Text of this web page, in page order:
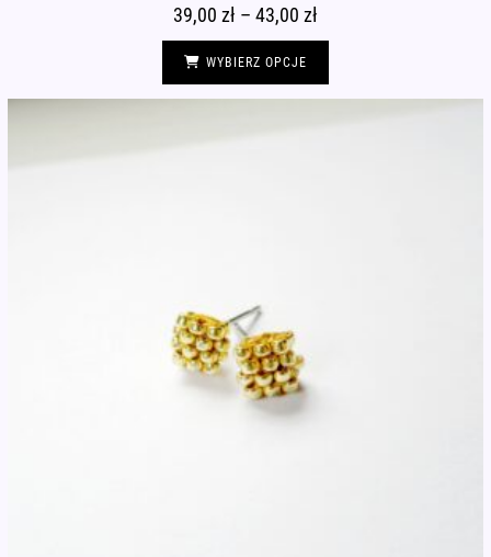
39,00 zł – 43,00 zł
od
43,00 zł
WYBIERZ OPCJE